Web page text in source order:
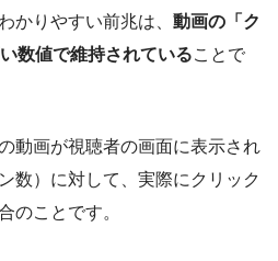
かりやすい前兆は、 動画の「ク
数値で維持されていることで
動画が視聴者の画面に表示され
数）に対して、実際にクリック
のことです。